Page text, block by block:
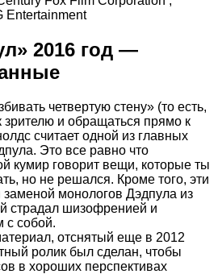
Entertainment
2016 год —
четвертую стену» (то есть,
зрителю и обращаться прямо к
считает одной из главных
Это все равно что
кумир говорит вещи, которые ты
но не решался. Кроме того, эти
монологов Дэдпула из
страдал шизофренией и
с собой.
отснятый еще в 2012
ролик был сделан, чтобы
в хороших перспективах